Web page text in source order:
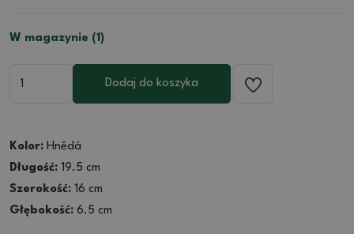
W magazynie (1)
Dodaj do koszyka
Kolor: Hnědá
Długość: 19.5 cm
Szerokość: 16 cm
Głębokość: 6.5 cm